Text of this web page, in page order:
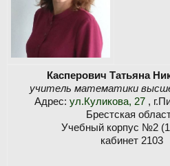
Касперович Татьяна
учитель математики
Адрес: ул.Куликова, 27 ,
Брестская
Учебный корпус №2
кабинет 2103